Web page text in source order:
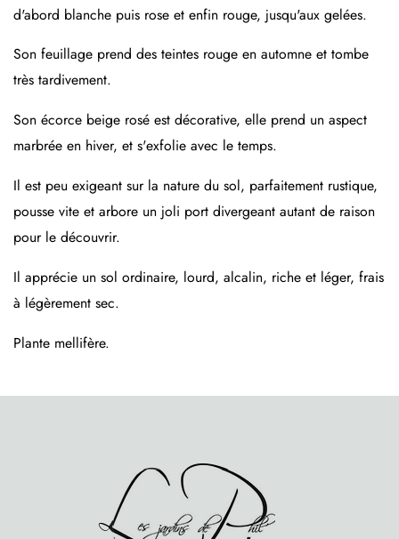
d'abord blanche puis rose et enfin rouge, jusqu'aux gelées.
Son feuillage prend des teintes rouge en automne et tombe
très tardivement.
Son écorce beige rosé est décorative, elle prend un aspect
marbrée en hiver, et s'exfolie avec le temps.
Il est peu exigeant sur la nature du sol, parfaitement rustique,
pousse vite et arbore un joli port divergeant autant de raison
pour le découvrir.
Il apprécie un sol ordinaire, lourd, alcalin, riche et léger, frais
à légèrement sec.
Plante mellifère.